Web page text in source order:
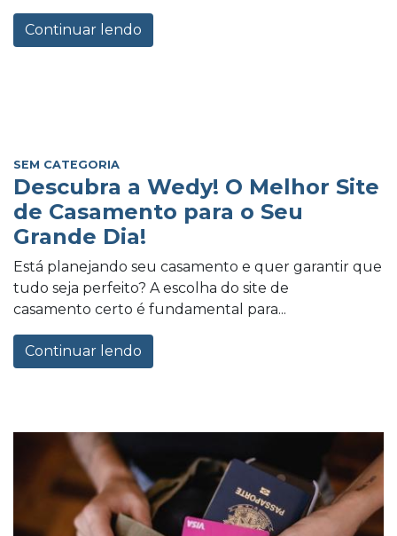
Continuar lendo
SEM CATEGORIA
Descubra a Wedy! O Melhor Site
de Casamento para o Seu
Grande Dia!
Está planejando seu casamento e quer garantir que
tudo seja perfeito? A escolha do site de
casamento certo é fundamental para...
Continuar lendo